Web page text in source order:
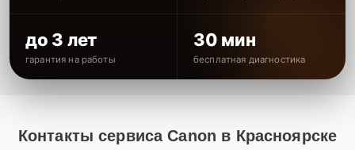
до 3 лет
гарантия на работы
30 мин
бесплатная диагностика
Контакты сервиса Canon в Красноярске